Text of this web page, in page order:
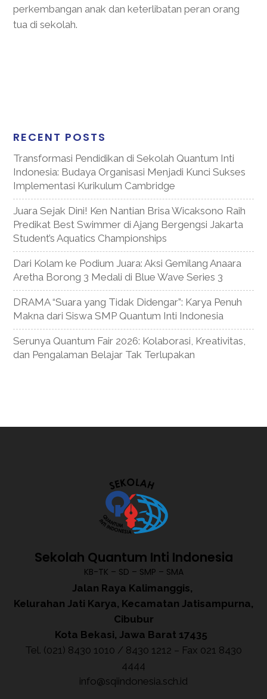
perkembangan anak dan keterlibatan peran orang
tua di sekolah.
RECENT POSTS
Transformasi Pendidikan di Sekolah Quantum Inti
Indonesia: Budaya Organisasi Menjadi Kunci Sukses
Implementasi Kurikulum Cambridge
Juara Sejak Dini! Ken Nantian Brisa Wicaksono Raih
Predikat Best Swimmer di Ajang Bergengsi Jakarta
Student’s Aquatics Championships
Dari Kolam ke Podium Juara: Aksi Gemilang Anaara
Aretha Borong 3 Medali di Blue Wave Series 3
DRAMA “Suara yang Tidak Didengar”: Karya Penuh
Makna dari Siswa SMP Quantum Inti Indonesia
Serunya Quantum Fair 2026: Kolaborasi, Kreativitas,
dan Pengalaman Belajar Tak Terlupakan
Sekolah Quantum Inti Indonesia
KB-TK – SD – SMP – SMA
Jalan Raya Kalimanggis,
Kelurahan Jati Karya, Kecamatan Jatisampurna,
Cibubur
Kota Bekasi, Jawa Barat 17435
Tel. (021) 8430 1010 / 8430 1212 – Fax 021 8430
4444
info@sqiindonesia.sch.id